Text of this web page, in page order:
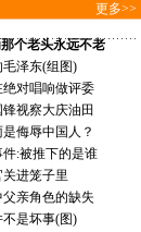
更多>>
个老头永远不老
泽东(组图)
对唱响做评委
锋视察大庆油田
侮辱中国人？
:被推下的是谁
进笼子里
亲角色的缺失
是坏事(图)